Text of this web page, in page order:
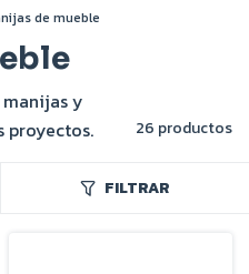
de mueble
y
proyectos.
26 productos
FILTRAR